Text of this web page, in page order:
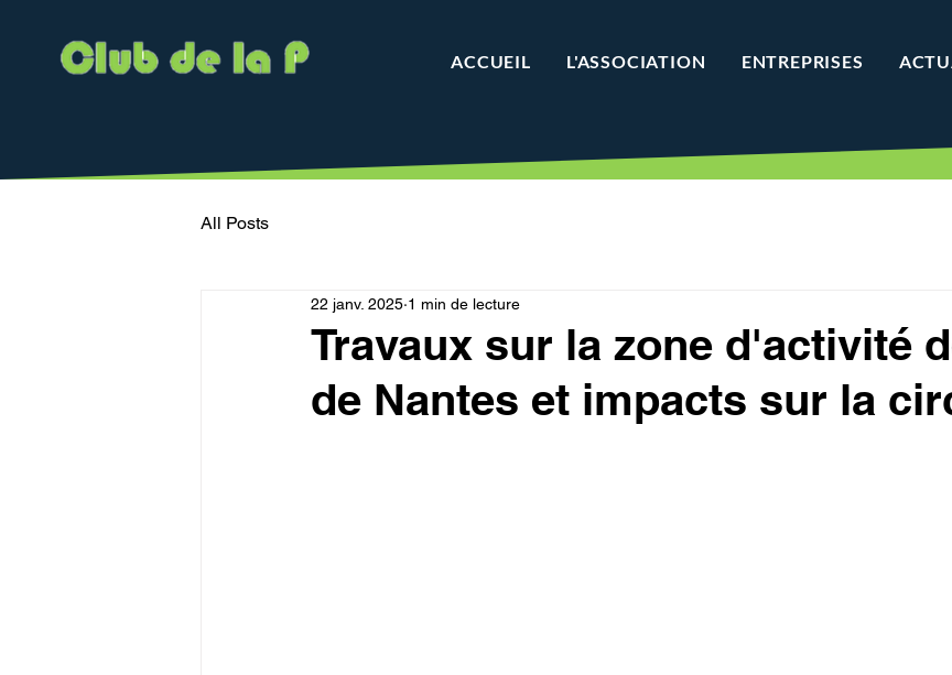
ACCUEIL L'ASSOCIATION ENTREPRISES
All Posts
Travaux sur la zone d'activité
de Nantes et impacts sur la
22 janv. 2025 1 min de lecture